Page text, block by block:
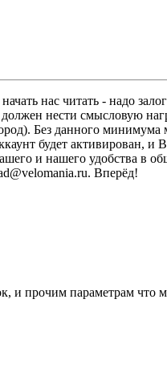
нас читать - надо
нести смысловую
Без данного
будет активирован,
и нашего удобства в
Вперёд!
и прочим параметрам что